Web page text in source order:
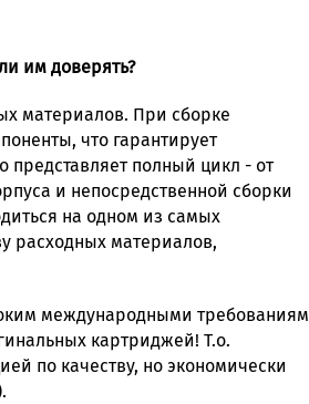
им доверять?
материалов. При сборке
что гарантирует
представляет полный цикл - от
и непосредственной сборки
на одном из самых
расходных материалов,
международными
картриджей! Т.о.
по качеству, но экономически